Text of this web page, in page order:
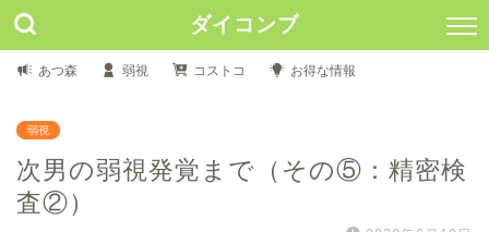
ダイコンブ
あつ森 弱視 コストコ お得な情報
弱視
次男の弱視発覚まで（その⑤：精密検
査②）